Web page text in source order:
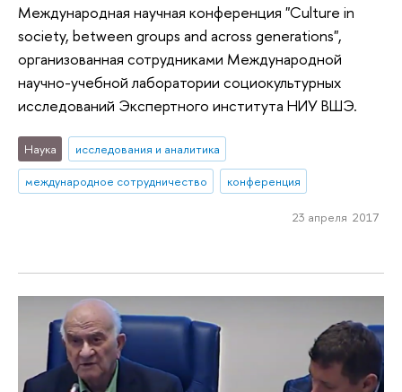
Международная научная конференция "Culture in
society, between groups and across generations",
организованная сотрудниками Международной
научно-учебной лаборатории социокультурных
исследований Экспертного института НИУ ВШЭ.
Наука
исследования и аналитика
международное сотрудничество
конференция
23 апреля 2017